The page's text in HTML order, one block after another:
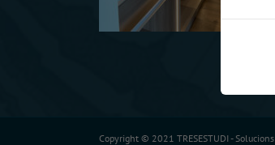
Copyright © 2021 TRESESTUDI -